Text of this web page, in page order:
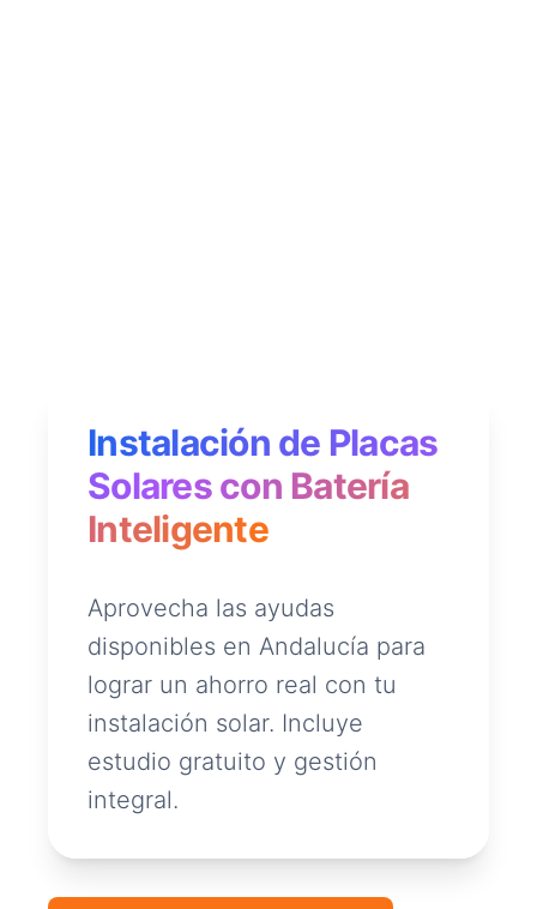
Instalación de Placas
Solares con Batería
Inteligente
Aprovecha las ayudas
disponibles en Andalucía para
lograr un ahorro real con tu
instalación solar. Incluye
estudio gratuito y gestión
integral.